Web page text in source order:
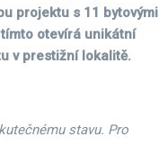
projektu s 11 bytovými
otevírá unikátní
v prestižní lokalitě.
stavu. Pro